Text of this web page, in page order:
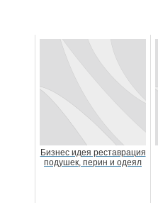
Бизнес идея реставрация
подушек, перин и одеял